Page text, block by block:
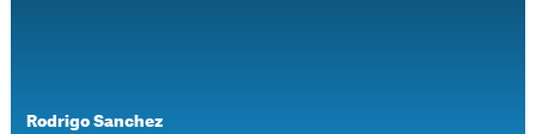
Rodrigo Sanchez